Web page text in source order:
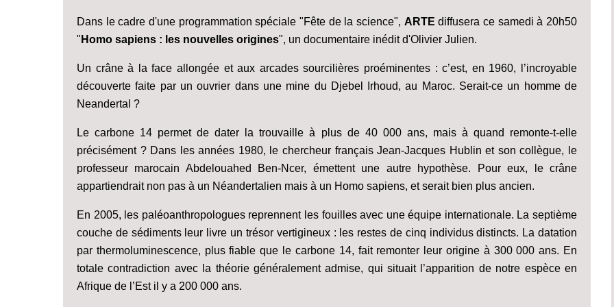
Dans le cadre d'une programmation spéciale "Fête de la science", ARTE diffusera ce samedi à 20h50
" Homo sapiens : les nouvelles origines", un documentaire inédit d'Olivier Julien.
Un crâne à la face allongée et aux arcades sourcilières proéminentes : c’est, en 1960, l’incroyable
découverte faite par un ouvrier dans une mine du Djebel Irhoud, au Maroc. Serait-ce un homme de
Neandertal ?
Le carbone 14 permet de dater la trouvaille à plus de 40 000 ans, mais à quand remonte-t-elle
précisément ? Dans les années 1980, le chercheur français Jean-Jacques Hublin et son collègue, le
professeur marocain Abdelouahed Ben-Ncer, émettent une autre hypothèse. Pour eux, le crâne
appartiendrait non pas à un Néandertalien mais à un Homo sapiens, et serait bien plus ancien.
En 2005, les paléoanthropologues reprennent les fouilles avec une équipe internationale. La septième
couche de sédiments leur livre un trésor vertigineux : les restes de cinq individus distincts. La datation
par thermoluminescence, plus fiable que le carbone 14, fait remonter leur origine à 300 000 ans. En
totale contradiction avec la théorie généralement admise, qui situait l’apparition de notre espèce en
Afrique de l’Est il y a 200 000 ans.